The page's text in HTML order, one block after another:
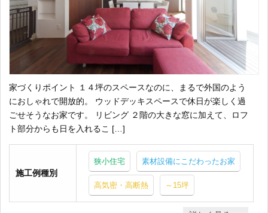
家づくりポイント １４坪のスペースなのに、まるで外国のよう
におしゃれで開放的。 ウッドデッキスペースで休日が楽しく過
ごせそうなお家です。 リビング ２階の大きな窓に加えて、ロフ
ト部分からも日を入れるこ […]
施工例種別
狭小住宅 素材設備にこだわったお家
高気密・高断熱 ～15坪